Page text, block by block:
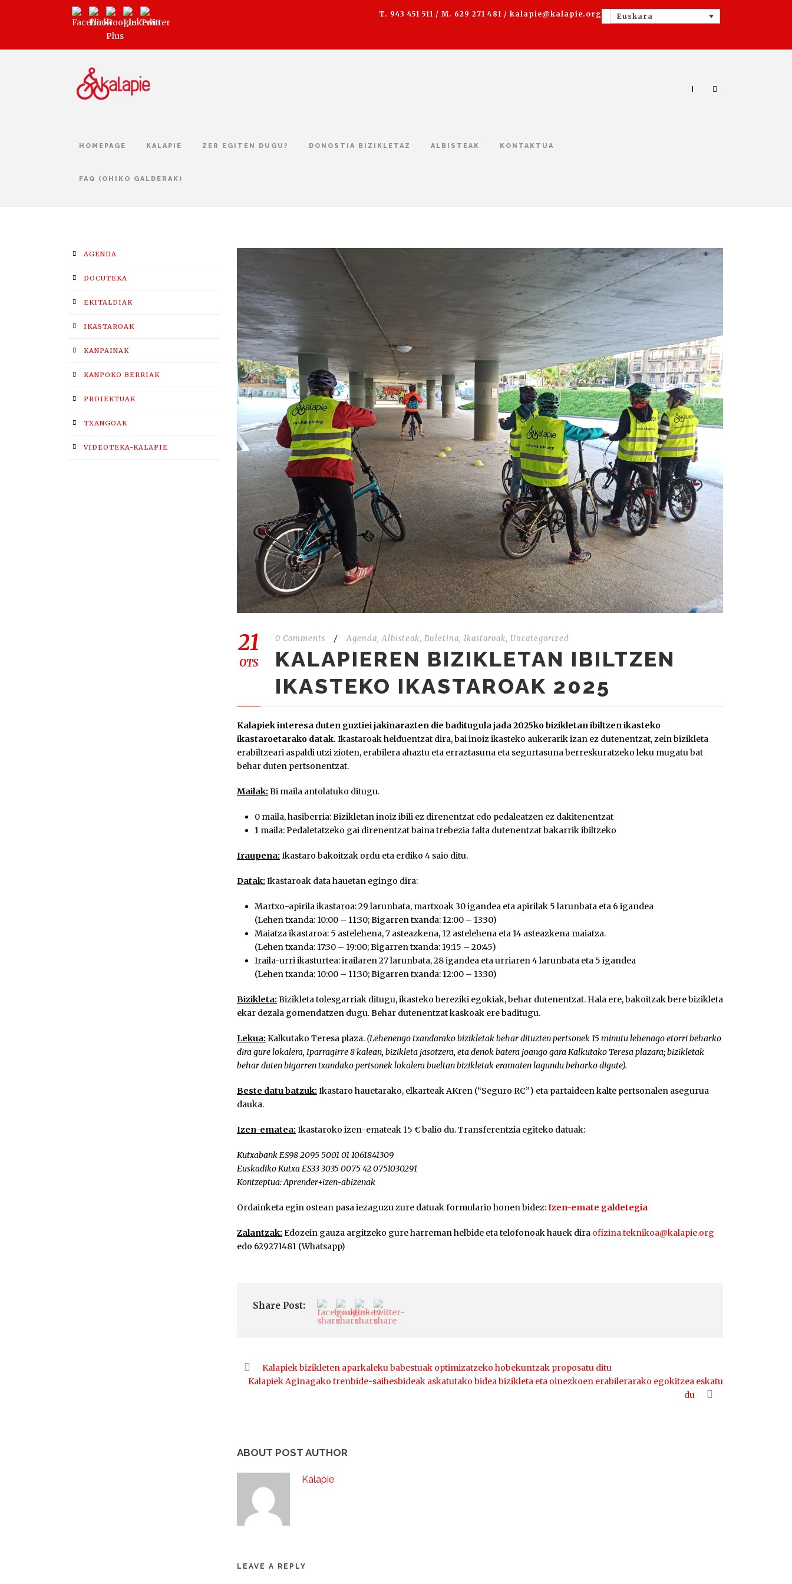
T. 943 451 511 / M. 629 271 481 / kalapie@kalapie.org Euskara
HOMEPAGE KALAPIE ZER EGITEN DUGU? DONOSTIA BIZIKLETAZ ALBISTEAK KONTAKTUA
FAQ (OHIKO GALDERAK)
21
OTS
0 Comments / Agenda, Albisteak, Buletina, Ikastaroak, Uncategorized
KALAPIEREN BIZIKLETAN IBILTZEN
IKASTEKO IKASTAROAK 2025
Kalapiek interesa duten guztiei jakinarazten die baditugula jada 2025ko bizikletan ibiltzen ikasteko
ikastaroetarako datak. Ikastaroak helduentzat dira, bai inoiz ikasteko aukerarik izan ez dutenentzat, zein bizikleta
erabiltzeari aspaldi utzi zioten, erabilera ahaztu eta erraztasuna eta segurtasuna berreskuratzeko leku mugatu bat
behar duten pertsonentzat.
Mailak: Bi maila antolatuko ditugu.
0 maila, hasiberria: Bizikletan inoiz ibili ez direnentzat edo pedaleatzen ez dakitenentzat
1 maila: Pedaletatzeko gai direnentzat baina trebezia falta dutenentzat bakarrik ibiltzeko
Iraupena: Ikastaro bakoitzak ordu eta erdiko 4 saio ditu.
Datak: Ikastaroak data hauetan egingo dira:
Martxo-apirila ikastaroa: 29 larunbata, martxoak 30 igandea eta apirilak 5 larunbata eta 6 igandea
(Lehen txanda: 10:00 – 11:30; Bigarren txanda: 12:00 – 13:30)
Maiatza ikastaroa: 5 astelehena, 7 asteazkena, 12 astelehena eta 14 asteazkena maiatza.
(Lehen txanda: 17:30 – 19:00; Bigarren txanda: 19:15 – 20:45)
Iraila-urri ikasturtea: irailaren 27 larunbata, 28 igandea eta urriaren 4 larunbata eta 5 igandea
(Lehen txanda: 10:00 – 11:30; Bigarren txanda: 12:00 – 13:30)
Bizikleta: Bizikleta tolesgarriak ditugu, ikasteko bereziki egokiak, behar dutenentzat. Hala ere, bakoitzak bere bizikleta
ekar dezala gomendatzen dugu. Behar dutenentzat kaskoak ere baditugu.
Lekua: Kalkutako Teresa plaza. (Lehenengo txandarako bizikletak behar dituzten pertsonek 15 minutu lehenago etorri beharko
dira gure lokalera, Iparragirre 8 kalean, bizikleta jasotzera, eta denok batera joango gara Kalkutako Teresa plazara; bizikletak
behar duten bigarren txandako pertsonek lokalera bueltan bizikletak eramaten lagundu beharko digute).
Beste datu batzuk: Ikastaro hauetarako, elkarteak AKren (“Seguro RC”) eta partaideen kalte pertsonalen asegurua
dauka.
Izen-ematea: Ikastaroko izen-emateak 15 € balio du. Transferentzia egiteko datuak:
Kutxabank ES98 2095 5001 01 1061841309
Euskadiko Kutxa ES33 3035 0075 42 0751030291
Kontzeptua: Aprender+izen-abizenak
Ordainketa egin ostean pasa iezaguzu zure datuak formulario honen bidez:Izen-emate galdetegia
Zalantzak: Edozein gauza argitzeko gure harreman helbide eta telofonoak hauek dira ofizina.teknikoa@kalapie.org
edo 629271481 (Whatsapp)
Share Post:
Kalapiek bizikleten aparkaleku babestuak optimizatzeko hobekuntzak proposatu ditu
Kalapiek Aginagako trenbide-saihesbideak askatutako bidea bizikleta eta oinezkoen erabilerarako egokitzea eskatu
du
ABOUT POST AUTHOR
Kalapie
LEAVE A REPLY
AGENDA
DOCUTEKA
EKITALDIAK
IKASTAROAK
KANPAINAK
KANPOKO BERRIAK
PROIEKTUAK
TXANGOAK
VIDEOTEKA-KALAPIE